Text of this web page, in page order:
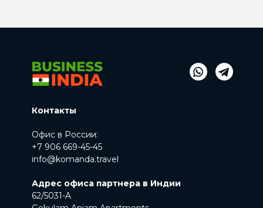
Контакты
Офис в России:
+7 906 669-45-45
info@komanda.travel
Адрес офиса партнера в Индии
62/5031-A